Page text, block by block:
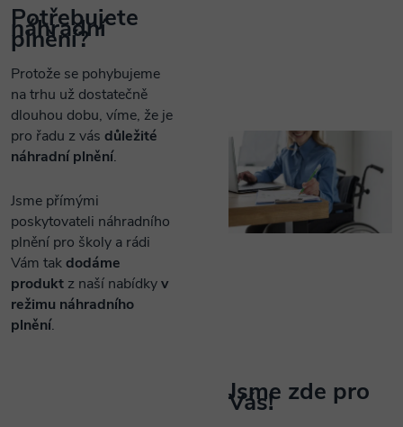
Potřebujete
náhradní
plnění?
Protože se pohybujeme
na trhu už dostatečně
dlouhou dobu, víme, že je
pro řadu z vás důležité
náhradní plnění.
Jsme přímými
poskytovateli náhradního
plnění pro školy a rádi
Vám takdodáme
produkt z naší nabídkyv
režimu náhradního
plnění.
Jsme zde pro
Vás!